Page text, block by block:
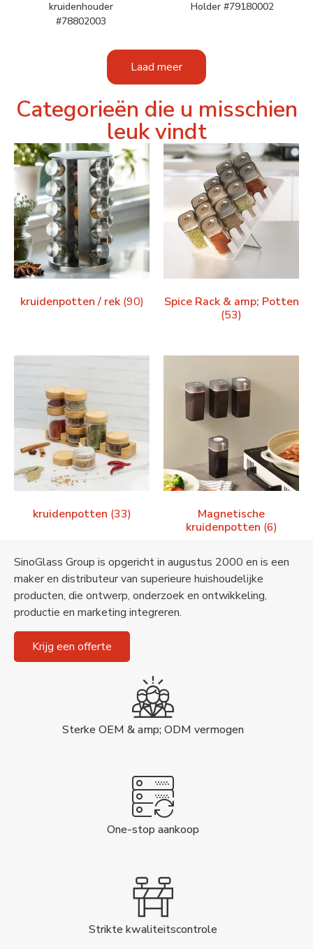
kruidenhouder
#78802003
Holder #79180002
Laad meer
Categorieën die u misschien
leuk vindt
kruidenpotten / rek (90)
Spice Rack & amp; Potten
(53)
kruidenpotten (33)
Magnetische
kruidenpotten (6)
SinoGlass Group is opgericht in augustus 2000 en is een
maker en distributeur van superieure huishoudelijke
producten, die ontwerp, onderzoek en ontwikkeling,
productie en marketing integreren.
Krijg een offerte
Sterke OEM & amp; ODM vermogen
One-stop aankoop
Strikte kwaliteitscontrole